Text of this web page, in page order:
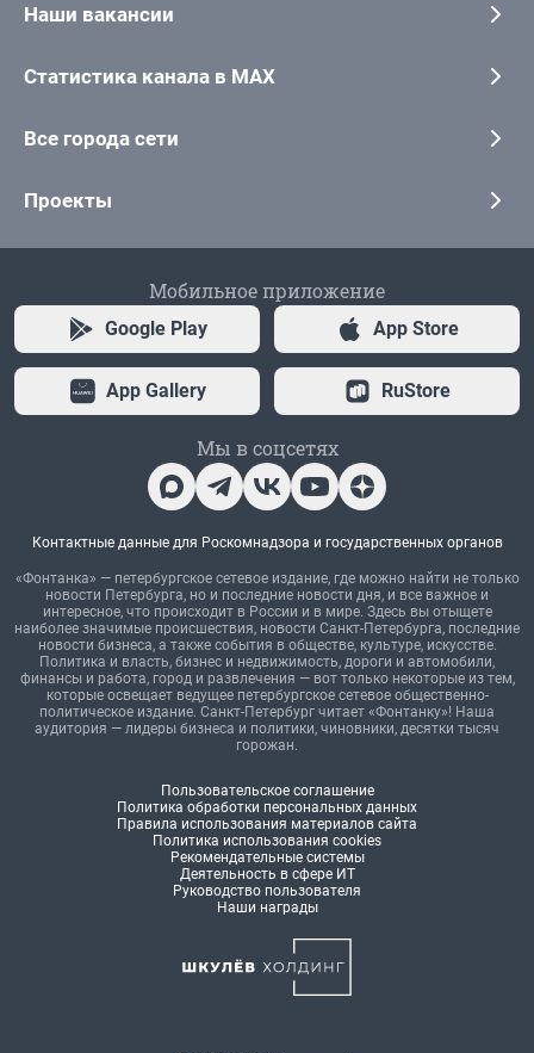
Наши вакансии
Статистика канала в MAX
Все города сети
Проекты
Мобильное приложение
Google Play App Store
App Gallery RuStore
Мы в соцсетях
Контактные данные для Роскомнадзора и государственных органов
«Фонтанка» — петербургское сетевое издание, где можно найти не только
новости Петербурга, но и последние новости дня, и все важное и
интересное, что происходит в России и в мире. Здесь вы отыщете
наиболее значимые происшествия, новости Санкт-Петербурга, последние
новости бизнеса, а также события в обществе, культуре, искусстве.
Политика и власть, бизнес и недвижимость, дороги и автомобили,
финансы и работа, город и развлечения — вот только некоторые из тем,
которые освещает ведущее петербургское сетевое общественно-
политическое издание. Санкт-Петербург читает «Фонтанку»! Наша
аудитория — лидеры бизнеса и политики, чиновники, десятки тысяч
горожан.
Пользовательское соглашение
Политика обработки персональных данных
Правила использования материалов сайта
Политика использования cookies
Рекомендательные системы
Деятельность в сфере ИТ
Руководство пользователя
Наши награды